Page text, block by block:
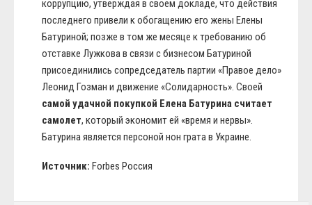
коррупцию, утверждая в своём докладе, что действия
последнего привели к обогащению его жены Елены
Батуриной; позже в том же месяце к требованию об
отставке Лужкова в связи с бизнесом Батуриной
присоединились сопредседатель партии «Правое дело»
Леонид Гозман и движение «Солидарность». Своей
самой удачной покупкой Елена Батурина считает
самолет, который экономит ей «время и нервы».
Батурина является персоной нон грата в Украине.
Источник: Forbes Россия